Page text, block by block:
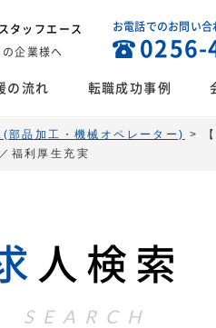
タッフエース
企業様へ
お電話でのお問い合
0256-
の流れ 転職成功事例
(部品加工・機械オペレーター) >
福利厚生充実
人検索
SEARCH